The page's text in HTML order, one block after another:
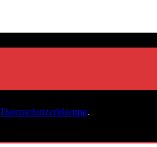
Datenschutzerklärung